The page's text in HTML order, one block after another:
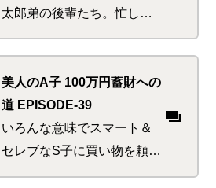
に必要な準備とは…
太郎弟の後輩たち。忙しい
お手伝いの傍ら優雅なティ
ータイムを満喫し、すっか
りお金の勉強を忘れてしま
ったか。社会人のスタート
から身につけておくべき将
来の備えがあるというの
美人のA子 100万円蓄財への
道 EPISODE-39
いろんな意味でスマート＆
セレブなS子に買い物を頼ま
れた書生たち。出がけに執